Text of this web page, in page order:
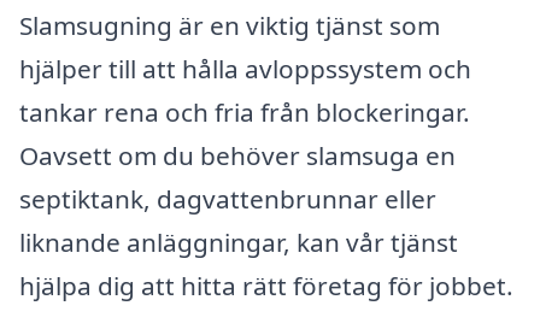
Slamsugning är en viktig tjänst som
hjälper till att hålla avloppssystem och
tankar rena och fria från blockeringar.
Oavsett om du behöver slamsuga en
septiktank, dagvattenbrunnar eller
liknande anläggningar, kan vår tjänst
hjälpa dig att hitta rätt företag för jobbet.